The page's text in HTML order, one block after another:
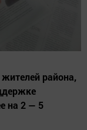
района,
на 2 — 5